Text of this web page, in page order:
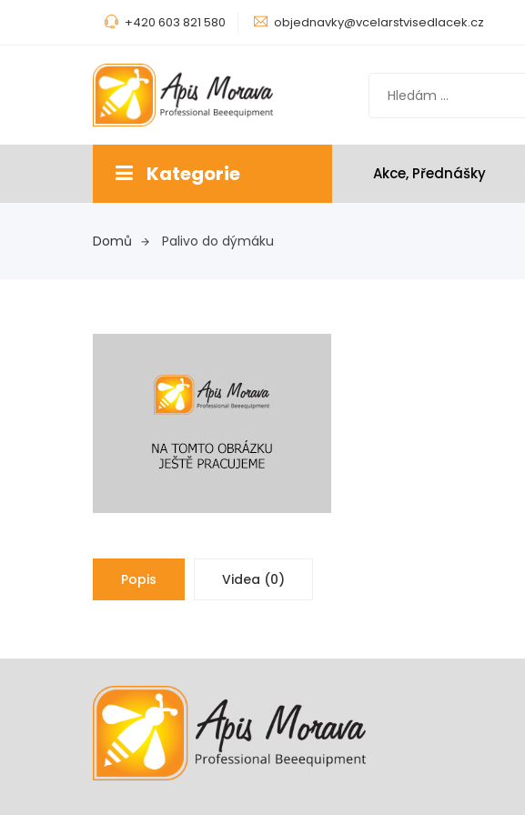
+420 603 821 580 objednavky@vcelarstvisedlacek.cz
Kategorie Akce, Přednášky
Domů Palivo do dýmáku
Popis Videa (0)